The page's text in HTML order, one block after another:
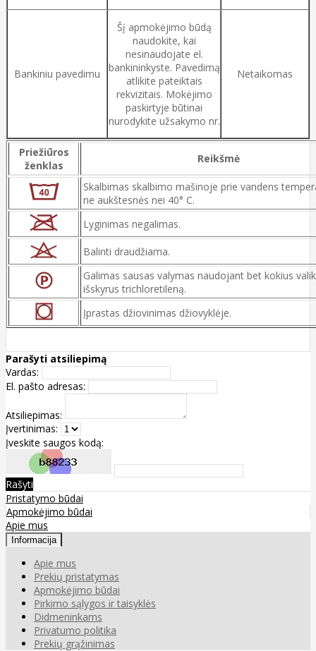
Bankiniu pavedimu
Šį apmokėjimo būdą
naudokite, kai
nesinaudojate el.
bankininkyste. Pavedimą
atlikite pateiktais
rekvizitais. Mokėjimo
paskirtyje būtinai
nurodykite užsakymo nr.
Netaikomas
Priežiūros
ženklas
Reikšmė
Skalbimas skalbimo mašinoje prie vandens
ne aukštesnės nei 40° C.
Lyginimas negalimas.
Balinti draudžiama.
Galimas sausas valymas naudojant bet kokius
išskyrus trichloretileną.
Įprastas džiovinimas džiovyklėje.
Parašyti atsiliepimą
Vardas:
El. pašto adresas:
Atsiliepimas:
Įvertinimas:
Įveskite saugos kodą:
Rašyti
Pristatymo būdai
Apmokėjimo būdai
Apie mus
Informacija
Apie mus
Prekių pristatymas
Apmokėjimo būdai
Pirkimo sąlygos ir taisyklės
Didmeninkams
Privatumo politika
Prekių grąžinimas